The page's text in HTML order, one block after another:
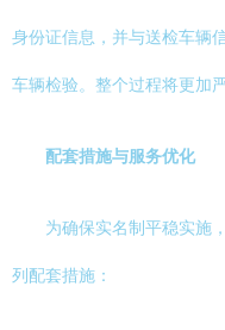
身份证信息，并与送检车辆
车辆检验。整个过程将更加
配套措施与服务优化
为确保实名制平稳实施
列配套措施：